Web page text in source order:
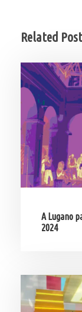
Related
A Lugano
2024